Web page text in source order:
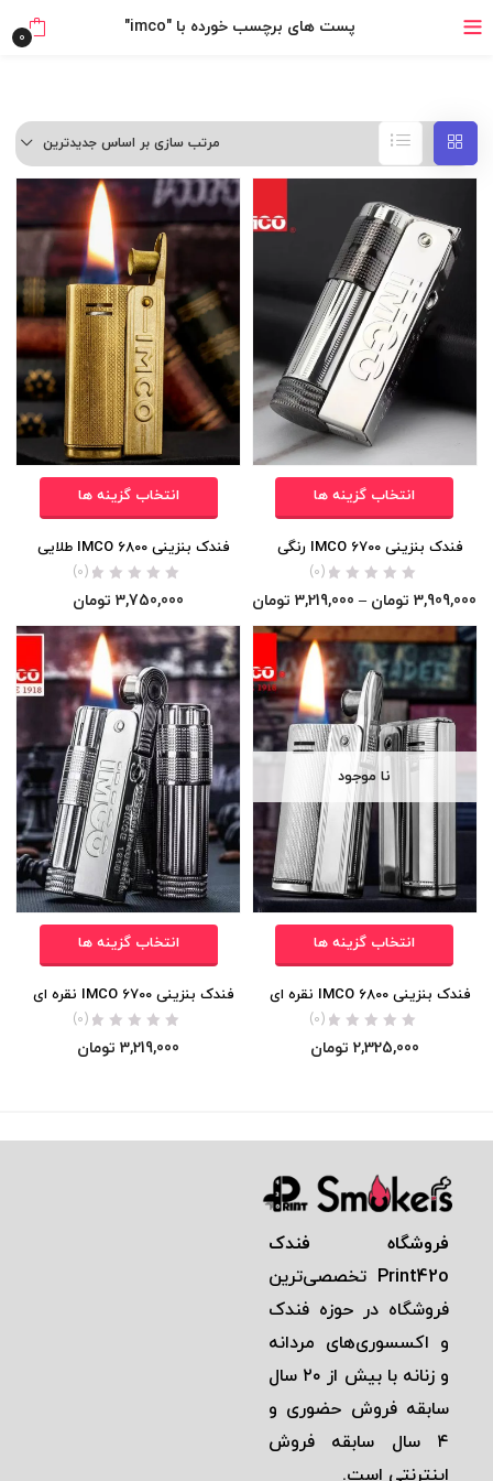
خرید قسطی با ترب‌پی
پست های برچسب خورده با "imco" 0
مرتب سازی بر اساس جدیدترین
انتخاب گزینه ها
فندک بنزینی IMCO 6700 رنگی
(0)
3,909,000 تومان –
3,219,000 تومان
انتخاب گزینه ها
فندک بنزینی IMCO 6800 طلایی
(0)
3,750,000 تومان
نا موجود
انتخاب گزینه ها
فندک بنزینی IMCO 6800 نقره ای
(0)
2,325,000 تومان
انتخاب گزینه ها
فندک بنزینی IMCO 6700 نقره ای
(0)
3,219,000 تومان
فروشگاه فندک
Print42o تخصصی‌ترين
فروشگاه در حوزه فندک
و اكسسوری‌های مردانه
و زنانه با بيش از ٢٠ سال
سابقه فروش حضوری و
٤ سال سابقه فروش
اينترنتی است.